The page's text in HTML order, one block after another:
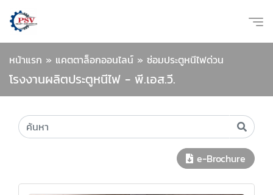
หน้าแรก » แคตตาล็อกออนไลน์ » ซ่อมประตูหนีไฟด่วน
โรงงานผลิตประตูหนีไฟ - พี.เอส.วี.
e-Brochure